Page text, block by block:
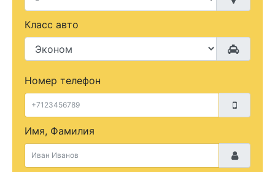
Класс авто
Номер телефон
Имя, Фамилия